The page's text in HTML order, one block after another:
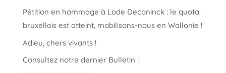
Pétition en hommage à Lode Deconinck : le quota
bruxellois est atteint, mobilisons-nous en Wallonie !
Adieu, chers vivants !
Consultez notre dernier Bulletin !